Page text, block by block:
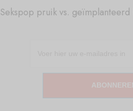
Sekspop pruik vs. geïmplanteerd